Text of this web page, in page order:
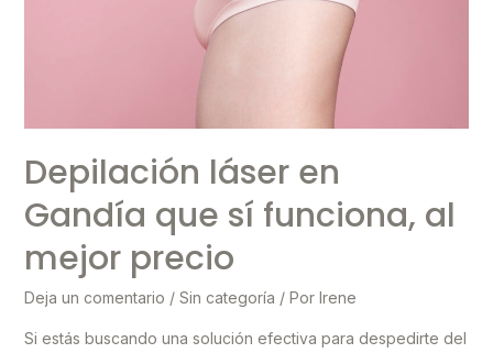
Depilación láser en
Gandía que sí funciona, al
mejor precio
Deja un comentario / Sin categoría / Por Irene
Si estás buscando una solución efectiva para despedirte del